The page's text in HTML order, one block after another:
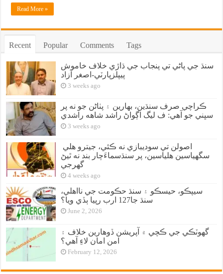
Read More »
Recent Popular Comments Tags
سنڌ جي پاڻي تي پنجاب جي ڌاڙي خلاف خاموش
پيپلزپارٽي-اصغر آزاد
3 weeks ago
ڪراچي صرف سنڌين، بهارين ۽ پٺاڻن جو نه پر
سڀني جو آهي: ف ليگ اڳواڻ راشد شاهه راشدي
3 weeks ago
سگهياسين هلياسين، پر سنڌسماءَچار بند نه ٿيڻ
گهرجي
4 weeks ago
سيپڪو، حيسڪو ۽ سنڌ حڪومت جي نااهلي،
سنڌ جا127 ارب رپيا ٻڏي ويا؟
June 2, 2026
گهوٽڪي جي ڪچي ۾ آپريشن ڏوهارين خلاف ۽
امن امان لاءِ آهي؟
February 12, 2026